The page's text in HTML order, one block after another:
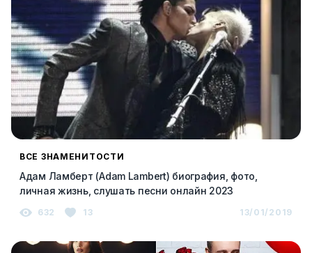
ВСЕ ЗНАМЕНИТОСТИ
Адам Ламберт (Adam Lambert) биография, фото,
личная жизнь, слушать песни онлайн 2023
632 13 13/01/2019